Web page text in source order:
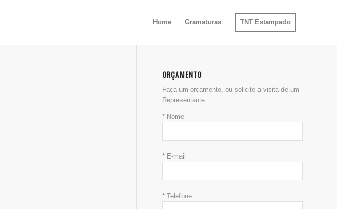
Home Gramaturas TNT Estampado
ORÇAMENTO
Faça um orçamento, ou solicite a visita de um
Representante.
* Nome
* E-mail
* Telefone